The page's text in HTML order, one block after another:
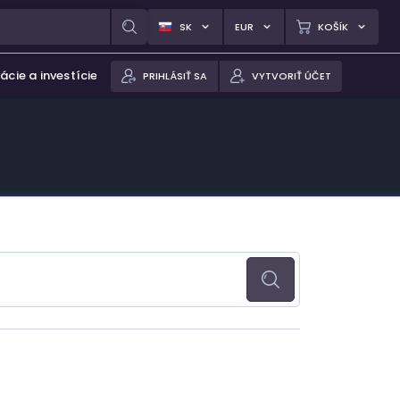
SK EUR KOŠÍK
a investície PRIHLÁSIŤ SA VYTVORIŤ ÚČET